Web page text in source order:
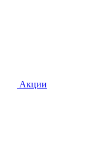
Акции